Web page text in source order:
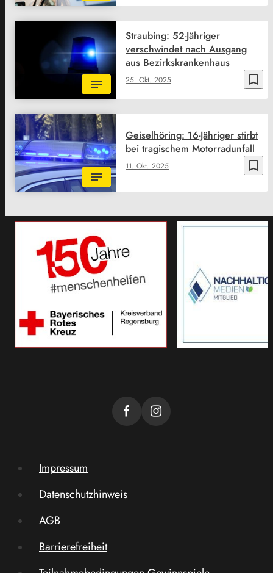
bookmark_border
25. Okt. 2025
Straubing: 52-Jähriger
verschwindet nach Ausgang
aus Bezirkskrankenhaus
bookmark_border
11. Okt. 2025
Geiselhöring: 16-Jähriger stirbt
bei tragischem Motorradunfall
Impressum
Datenschutzhinweis
AGB
Barrierefreiheit